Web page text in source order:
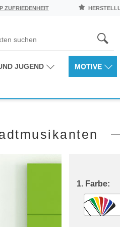
ZUFRIEDENHEIT
JUGEND MOTIVE
1. Farbe: